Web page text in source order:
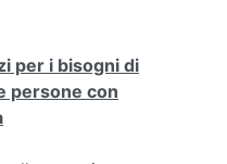
per i bisogni di
persone con